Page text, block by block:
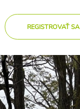
REGISTROVAŤ SA